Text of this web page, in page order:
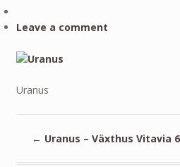
Leave a comment
Uranus
← Uranus – Växthus Vitavia